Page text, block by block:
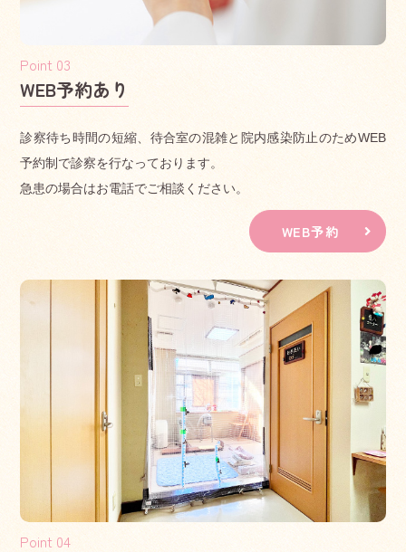
院長交代、診療時間変更のお知らせ
いたします。
それに伴い、一部診療時間変更がございます。
詳しくは予約サイトをご確認ください。
WEB予約あり
診察待ち時間の短縮、待合室の混雑と院内感染防止のためWEB
予約制で診察を行なっております。
急患の場合はお電話でご相談ください。
WEB予約